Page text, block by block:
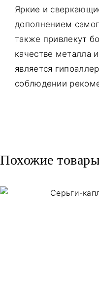
Яркие и
дополнением
также привлекут
качестве металла
является
соблюдении
Похожие